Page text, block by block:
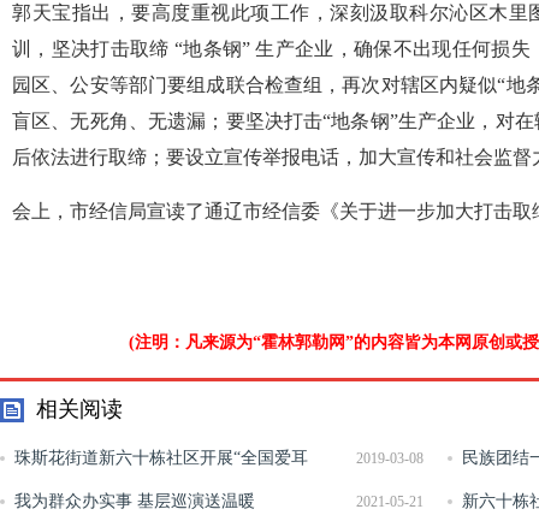
郭天宝指出，要高度重视此项工作，深刻汲取科尔沁区木里
训，坚决打击取缔 “地条钢” 生产企业，确保不出现任何损
园区、公安等部门要组成联合检查组，再次对辖区内疑似“地
盲区、无死角、无遗漏；要坚决打击“地条钢”生产企业，对
后依法进行取缔；要设立宣传举报电话，加大宣传和社会监督
会上，市经信局宣读了通辽市经信委《关于进一步加大打击取
(注明：凡来源为“霍林郭勒网”的内容皆为本网原创或
相关阅读
2019-03-08
珠斯花街道新六十栋社区开展“全国爱耳
日”主题免费义诊活动
民族团结
2021-05-21
我为群众办实事 基层巡演送温暖 新六十栋